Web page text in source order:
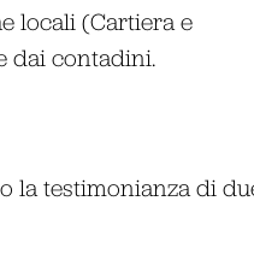
locali (Cartiera e
dai contadini.
la testimonianza di